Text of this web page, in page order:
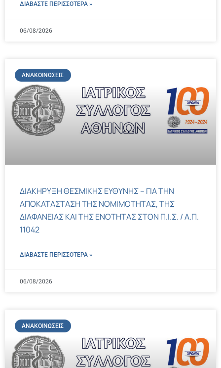
ΔΙΑΒΑΣΤΕ ΠΕΡΙΣΣΌΤΕΡΑ »
06/08/2026
ΑΝΑΚΟΙΝΏΣΕΙΣ
ΔΙΑΚΗΡΥΞΗ ΘΕΣΜΙΚΗΣ ΕΥΘΥΝΗΣ – ΓΙΑ ΤΗΝ
ΑΠΟΚΑΤΑΣΤΑΣΗ ΤΗΣ ΝΟΜΙΜΟΤΗΤΑΣ, ΤΗΣ
ΔΙΑΦΑΝΕΙΑΣ ΚΑΙ ΤΗΣ ΕΝΟΤΗΤΑΣ ΣΤΟΝ Π.Ι.Σ. / Α.Π.
11042
ΔΙΑΒΑΣΤΕ ΠΕΡΙΣΣΌΤΕΡΑ »
06/08/2026
ΑΝΑΚΟΙΝΏΣΕΙΣ